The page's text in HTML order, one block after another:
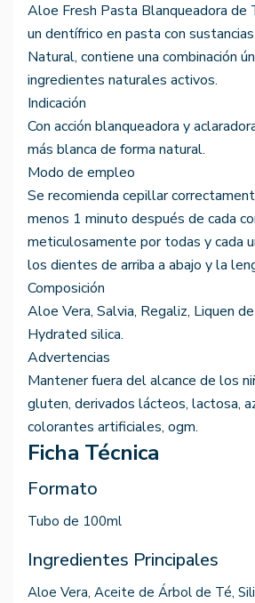
Aloe Fresh Pasta Blanqueadora de
un dentífrico en pasta con
Natural, contiene una combinación
ingredientes naturales activos.
Indicación
Con acción blanqueadora y
más blanca de forma natural.
Modo de empleo
Se recomienda cepillar
menos 1 minuto después de cada
meticulosamente por todas y cada
los dientes de arriba a abajo y la
Composición
Aloe Vera, Salvia, Regaliz, Liquen
Hydrated silica.
Advertencias
Mantener fuera del alcance de los
gluten, derivados lácteos, lactosa,
colorantes artificiales, ogm.
Ficha Técnica
Formato
Tubo de 100ml
Ingredientes Principales
Aloe Vera, Aceite de Árbol de Té,